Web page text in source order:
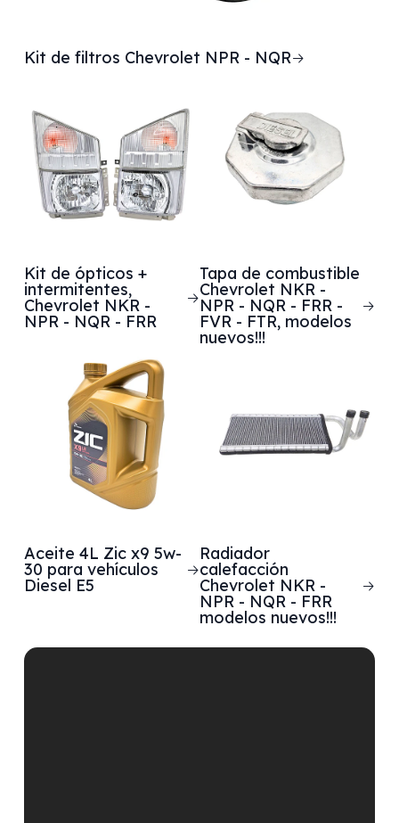
Kit de filtros Chevrolet NPR - NQR
Kit de ópticos +
intermitentes,
Chevrolet NKR -
NPR - NQR - FRR
Tapa de combustible
Chevrolet NKR -
NPR - NQR - FRR -
FVR - FTR, modelos
nuevos!!!
Aceite 4L Zic x9 5w-
30 para vehículos
Diesel E5
Radiador
calefacción
Chevrolet NKR -
NPR - NQR - FRR
modelos nuevos!!!